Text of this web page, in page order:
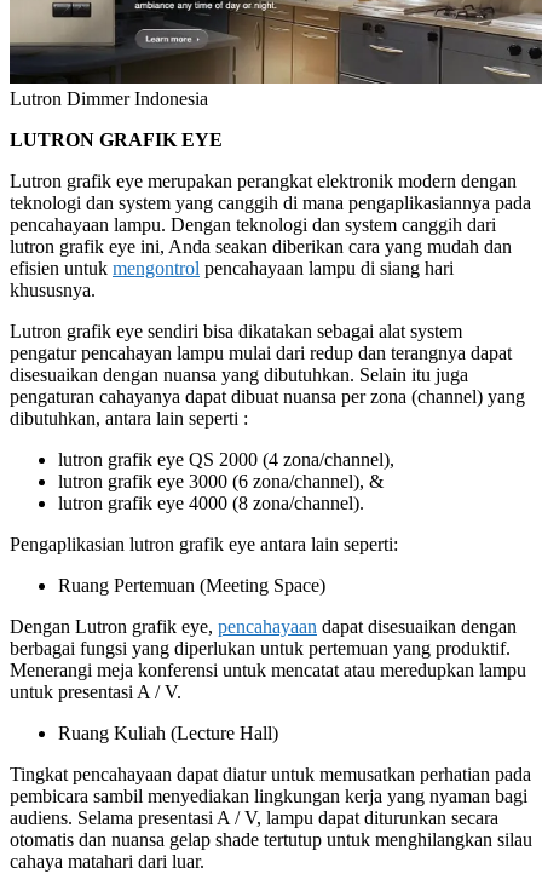
Lutron Dimmer Indonesia
LUTRON GRAFIK EYE
Lutron grafik eye merupakan perangkat elektronik modern dengan
teknologi dan system yang canggih di mana pengaplikasiannya pada
pencahayaan lampu. Dengan teknologi dan system canggih dari
lutron grafik eye ini, Anda seakan diberikan cara yang mudah dan
efisien untuk mengontrol pencahayaan lampu di siang hari
khususnya.
Lutron grafik eye sendiri bisa dikatakan sebagai alat system
pengatur pencahayan lampu mulai dari redup dan terangnya dapat
disesuaikan dengan nuansa yang dibutuhkan. Selain itu juga
pengaturan cahayanya dapat dibuat nuansa per zona (channel) yang
dibutuhkan, antara lain seperti :
lutron grafik eye QS 2000 (4 zona/channel),
lutron grafik eye 3000 (6 zona/channel), &
lutron grafik eye 4000 (8 zona/channel).
Pengaplikasian lutron grafik eye antara lain seperti:
Ruang Pertemuan (Meeting Space)
Dengan Lutron grafik eye, pencahayaan dapat disesuaikan dengan
berbagai fungsi yang diperlukan untuk pertemuan yang produktif.
Menerangi meja konferensi untuk mencatat atau meredupkan lampu
untuk presentasi A / V.
Ruang Kuliah (Lecture Hall)
Tingkat pencahayaan dapat diatur untuk memusatkan perhatian pada
pembicara sambil menyediakan lingkungan kerja yang nyaman bagi
audiens. Selama presentasi A / V, lampu dapat diturunkan secara
otomatis dan nuansa gelap shade tertutup untuk menghilangkan silau
cahaya matahari dari luar.